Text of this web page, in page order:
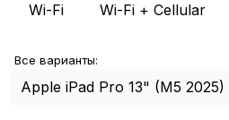
Wi-Fi Wi-Fi + Cellular
Все варианты: